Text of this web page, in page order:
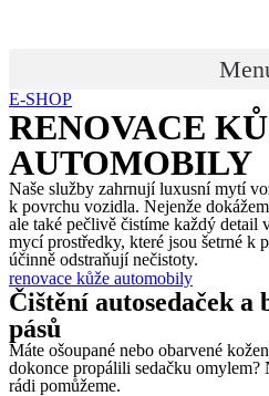
E-SHOP
RENOVACE
AUTOMOBILY
Naše služby zahrnují luxusní mytí
k povrchu vozidla. Nejenže
ale také pečlivě čistíme každý detail
mycí prostředky, které jsou šetrné k
účinně odstraňují nečistoty.
renovace kůže automobily
Čištění autosedaček a
pásů
Máte ošoupané nebo obarvené
dokonce propálili sedačku
rádi pomůžeme.